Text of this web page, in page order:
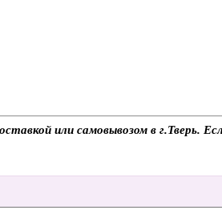
или самовывозом в г.Тверь.